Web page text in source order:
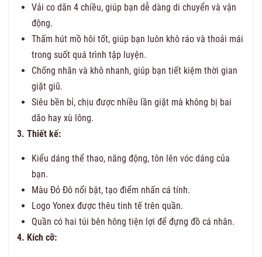
Vải co dãn 4 chiều, giúp bạn dễ dàng di chuyển và vận
động.
Thấm hút mồ hôi tốt, giúp bạn luôn khô ráo và thoải mái
trong suốt quá trình tập luyện.
Chống nhăn và khô nhanh, giúp bạn tiết kiệm thời gian
giặt giũ.
Siêu bền bỉ, chịu được nhiều lần giặt mà không bị bai
dão hay xù lông.
3. Thiết kế:
Kiểu dáng thể thao, năng động, tôn lên vóc dáng của
bạn.
Màu Đỏ Đô nổi bật, tạo điểm nhấn cá tính.
Logo Yonex được thêu tinh tế trên quần.
Quần có hai túi bên hông tiện lợi để đựng đồ cá nhân.
4. Kích cỡ: